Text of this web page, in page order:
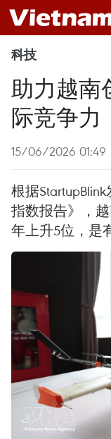
科技
助力越南
际竞争力
15/06/2026 01:49
根据
指数报告》，
年上升5位，是